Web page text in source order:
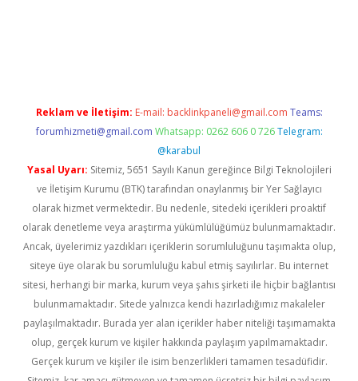
Reklam ve İletişim: E-mail: backlinkpaneli@gmail.com Teams:
forumhizmeti@gmail.com Whatsapp: 0262 606 0 726 Telegram:
@karabul
Yasal Uyarı: Sitemiz, 5651 Sayılı Kanun gereğince Bilgi Teknolojileri
ve İletişim Kurumu (BTK) tarafından onaylanmış bir Yer Sağlayıcı
olarak hizmet vermektedir. Bu nedenle, sitedeki içerikleri proaktif
olarak denetleme veya araştırma yükümlülüğümüz bulunmamaktadır.
Ancak, üyelerimiz yazdıkları içeriklerin sorumluluğunu taşımakta olup,
siteye üye olarak bu sorumluluğu kabul etmiş sayılırlar. Bu internet
sitesi, herhangi bir marka, kurum veya şahıs şirketi ile hiçbir bağlantısı
bulunmamaktadır. Sitede yalnızca kendi hazırladığımız makaleler
paylaşılmaktadır. Burada yer alan içerikler haber niteliği taşımamakta
olup, gerçek kurum ve kişiler hakkında paylaşım yapılmamaktadır.
Gerçek kurum ve kişiler ile isim benzerlikleri tamamen tesadüfidir.